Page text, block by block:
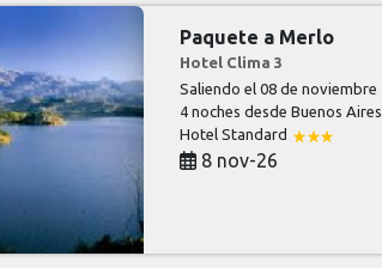
Paquete a Merlo
Hotel Clima 3
Saliendo el 08 de noviembre
4 noches desde Buenos Aires
Hotel Standard
8 nov-26